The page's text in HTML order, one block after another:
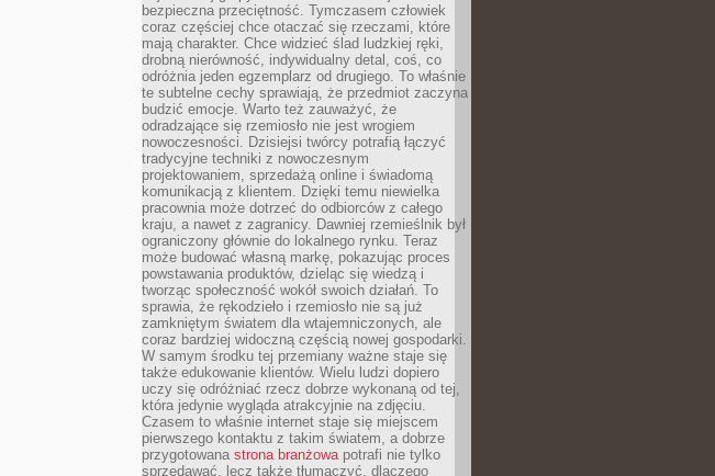
bezpieczna przeciętność. Tymczasem człowiek
coraz częściej chce otaczać się rzeczami, które
mają charakter. Chce widzieć ślad ludzkiej ręki,
drobną nierówność, indywidualny detal, coś, co
odróżnia jeden egzemplarz od drugiego. To właśnie
te subtelne cechy sprawiają, że przedmiot zaczyna
budzić emocje. Warto też zauważyć, że
odradzające się rzemiosło nie jest wrogiem
nowoczesności. Dzisiejsi twórcy potrafią łączyć
tradycyjne techniki z nowoczesnym
projektowaniem, sprzedażą online i świadomą
komunikacją z klientem. Dzięki temu niewielka
pracownia może dotrzeć do odbiorców z całego
kraju, a nawet z zagranicy. Dawniej rzemieślnik był
ograniczony głównie do lokalnego rynku. Teraz
może budować własną markę, pokazując proces
powstawania produktów, dzieląc się wiedzą i
tworząc społeczność wokół swoich działań. To
sprawia, że rękodzieło i rzemiosło nie są już
zamkniętym światem dla wtajemniczonych, ale
coraz bardziej widoczną częścią nowej gospodarki.
W samym środku tej przemiany ważne staje się
także edukowanie klientów. Wielu ludzi dopiero
uczy się odróżniać rzecz dobrze wykonaną od tej,
która jedynie wygląda atrakcyjnie na zdjęciu.
Czasem to właśnie internet staje się miejscem
pierwszego kontaktu z takim światem, a dobrze
przygotowana strona branżowapotrafi nie tylko
sprzedawać, lecz także tłumaczyć, dlaczego